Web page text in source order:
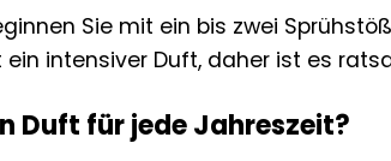
Sie mit ein bis zwei
ein intensiver Duft, daher ist es
Duft für jede Jahreszeit?